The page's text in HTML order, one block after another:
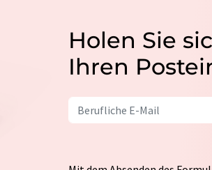
Holen Sie
Ihren